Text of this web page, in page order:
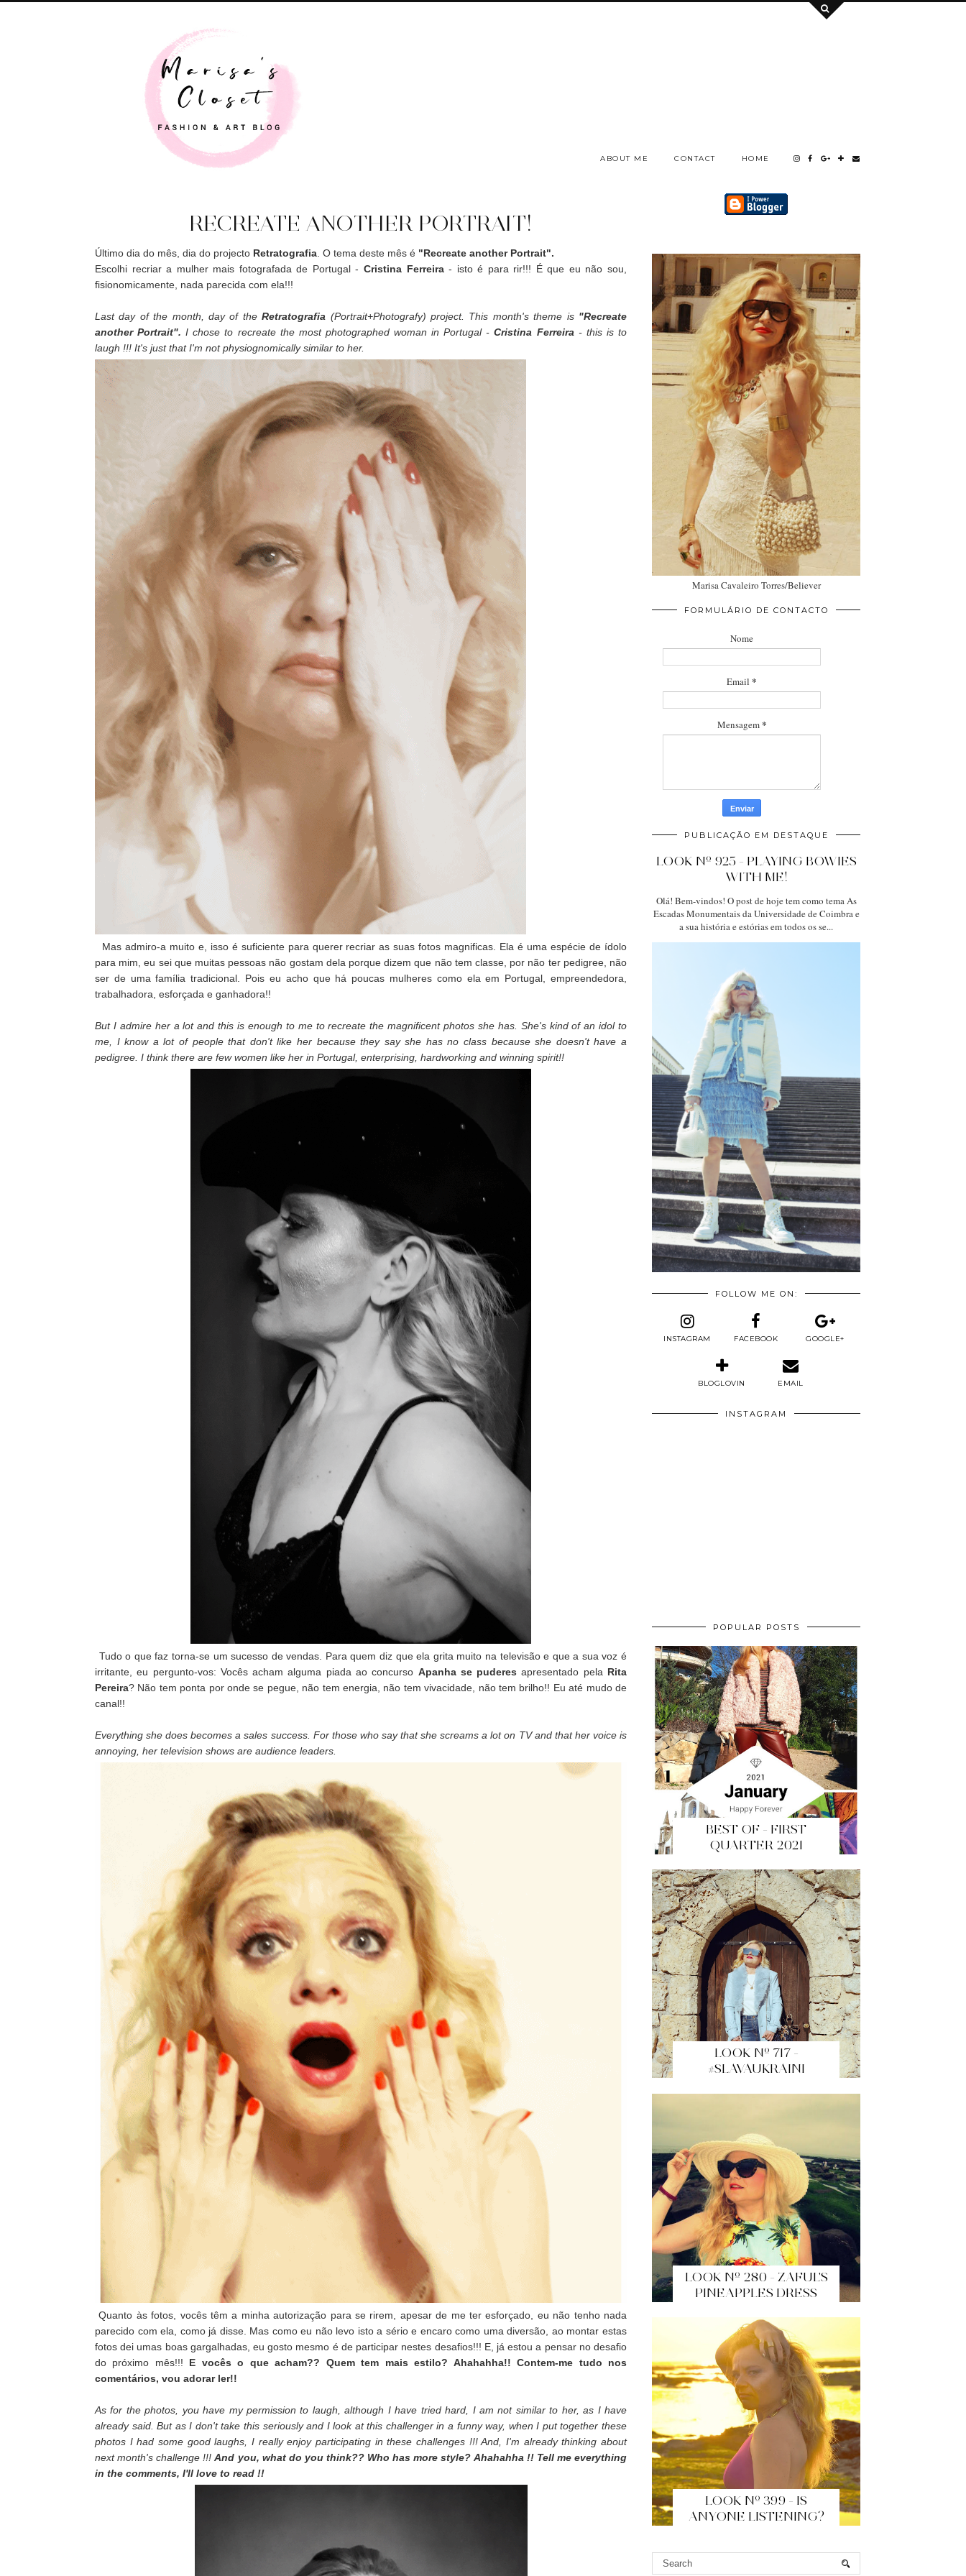
ABOUT ME CONTACT HOME
RECREATE ANOTHER PORTRAIT!
Último dia do mês, dia do projecto Retratografia . O tema deste mês é "Recreate another Portrait".
Escolhi recriar a mulher mais fotografada de Portugal - Cristina Ferreira- isto é para rir!!! É que eu não sou,
fisionomicamente, nada parecida com ela!!!
Last day of the month, day of theRetratografia (Portrait+Photografy) project. This month's theme is "Recreate
another Portrait". I chose to recreate the most photographed woman in Portugal - Cristina Ferreira - this is to
laugh !!! It's just that I'm not physiognomically similar to her.
Mas admiro-a muito e, isso é suficiente para querer recriar as suas fotos magnificas. Ela é uma espécie de ídolo
para mim, eu sei que muitas pessoas não gostam dela porque dizem que não tem classe, por não ter pedigree, não
ser de uma família tradicional. Pois eu acho que há poucas mulheres como ela em Portugal, empreendedora,
trabalhadora, esforçada e ganhadora!!
But I admire her a lot and this is enough to me to recreate the magnificent photos she has. She's kind of an idol to
me, I know a lot of people that don't like her because they say she has no class because she doesn't have a
pedigree. I think there are few women like her in Portugal, enterprising, hardworking and winning spirit!!
Tudo o que faz torna-se um sucesso de vendas. Para quem diz que ela grita muito na televisão e que a sua voz é
irritante, eu pergunto-vos: Vocês acham alguma piada ao concurso Apanha se puderesapresentado pela Rita
Pereira? Não tem ponta por onde se pegue, não tem energia, não tem vivacidade, não tem brilho!! Eu até mudo de
canal!!
Everything she does becomes a sales success. For those who say that she screams a lot on TV and that her voice is
annoying, her television shows are audience leaders.
Quanto às fotos, vocês têm a minha autorização para se rirem, apesar de me ter esforçado, eu não tenho nada
parecido com ela, como já disse. Mas como eu não levo isto a sério e encaro como uma diversão, ao montar estas
fotos dei umas boas gargalhadas, eu gosto mesmo é de participar nestes desafios!!! E, já estou a pensar no desafio
do próximo mês!!! E vocês o que acham?? Quem tem mais estilo? Ahahahha!! Contem-me tudo nos
comentários, vou adorar ler!!
As for the photos, you have my permission to laugh, although I have tried hard, I am not similar to her, as I have
already said. But as I don't take this seriously and I look at this challenger in a funny way, when I put together these
photos I had some good laughs, I really enjoy participating in these challenges !!! And, I'm already thinking about
next month's challenge !!!And you, what do you think?? Who has more style? Ahahahha !! Tell me everything
in the comments, I'll love to read !!
Marisa Cavaleiro Torres/Believer
FORMULÁRIO DE CONTACTO
Nome
Email *
Mensagem*
PUBLICAÇÃO EM DESTAQUE
LOOK Nº 925 - PLAYING BOWIES
WITH ME!
Olá! Bem-vindos! O post de hoje tem como tema As
Escadas Monumentais da Universidade de Coimbra e
a sua história e estórias em todos os se...
FOLLOW ME ON:
INSTAGRAM FACEBOOK GOOGLE+
BLOGLOVIN EMAIL
INSTAGRAM
POPULAR POSTS
BEST OF - FIRST
QUARTER 2021
LOOK Nº 717 -
#SLAVAUKRAINI
LOOK Nº 280 - ZAFUL'S
PINEAPPLES DRESS
LOOK Nº 399 - IS
ANYONE LISTENING?